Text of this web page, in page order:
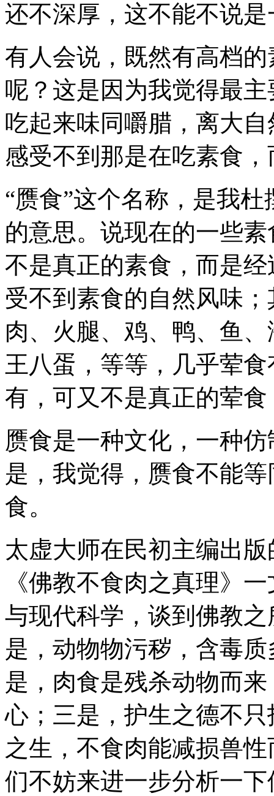
还不深厚，这不能不说
有人会说，既然有高档
呢？这是因为我觉得最
吃起来味同嚼腊，离大
感受不到那是在吃素食
“赝食”这个名称，是我
的意思。说现在的一些
不是真正的素食，而是
受不到素食的自然风味
肉、火腿、鸡、鸭、鱼
王八蛋，等等，几乎荤
有，可又不是真正的荤
赝食是一种文化，一种
是，我觉得，赝食不能
食。
太虚大师在民初主编出
《佛教不食肉之真理》
与现代科学，谈到佛教
是，动物物污秽，含毒
是，肉食是残杀动物而
心；三是，护生之德不
之生，不食肉能减损兽
们不妨来进一步分析一